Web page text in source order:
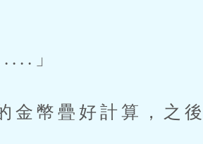
」
幣疊好計算，之後